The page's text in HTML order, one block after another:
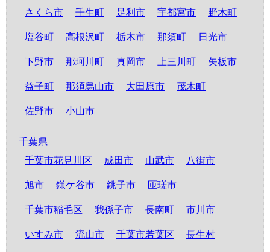
さくら市 壬生町 足利市 宇都宮市 野木町
塩谷町 高根沢町 栃木市 那須町 日光市
下野市 那珂川町 真岡市 上三川町 矢板市
益子町 那須烏山市 大田原市 茂木町
佐野市 小山市
千葉県
千葉市花見川区
成田市 山武市 八街市
旭市 鎌ケ谷市 銚子市 匝瑳市
千葉市稲毛区 我孫子市 長南町 市川市
いすみ市 流山市 千葉市若葉区 長生村